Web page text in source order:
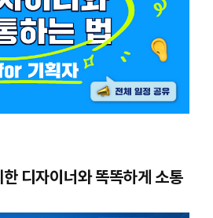
디자이너와 똑똑하게 소통